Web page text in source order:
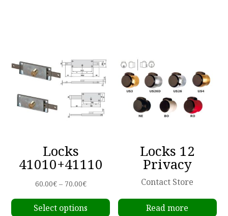
Locks
41010+41110
60.00€ – 70.00€Price
range:
60.00€
Select options
This
Locks 12
Privacy
Contact Store
Read more